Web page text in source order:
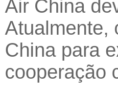
Air China
Atualmente,
China para
cooperação